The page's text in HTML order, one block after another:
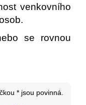
venkovního
se rovnou
* jsou povinná.